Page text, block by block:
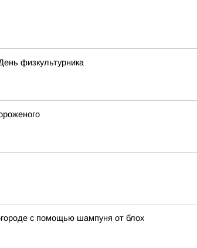
физкультурника
с помощью шампуня от блох